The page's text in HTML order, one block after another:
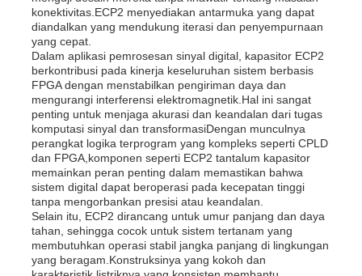
Tentang Kami
Tur Pabrik
Kontrol Kualitas
Hubungi Kami
Berita
konektivitas.ECP2 menyediakan antarmuka yang dapat
diandalkan yang mendukung iterasi dan penyempurnaan
yang cepat.
Dalam aplikasi pemrosesan sinyal digital, kapasitor ECP2
berkontribusi pada kinerja keseluruhan sistem berbasis
FPGA dengan menstabilkan pengiriman daya dan
mengurangi interferensi elektromagnetik.Hal ini sangat
penting untuk menjaga akurasi dan keandalan dari tugas
komputasi sinyal dan transformasiDengan munculnya
perangkat logika terprogram yang kompleks seperti CPLD
dan FPGA,komponen seperti ECP2 tantalum kapasitor
memainkan peran penting dalam memastikan bahwa
sistem digital dapat beroperasi pada kecepatan tinggi
tanpa mengorbankan presisi atau keandalan.
Selain itu, ECP2 dirancang untuk umur panjang dan daya
tahan, sehingga cocok untuk sistem tertanam yang
membutuhkan operasi stabil jangka panjang di lingkungan
yang beragam.Konstruksinya yang kokoh dan